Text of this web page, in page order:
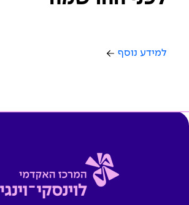
למידע נוסף